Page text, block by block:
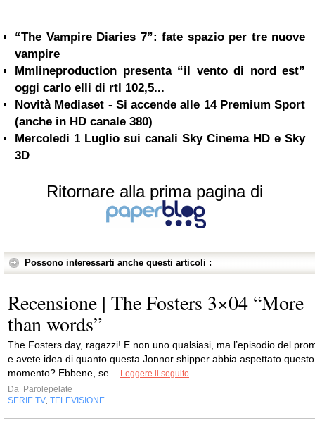
“The Vampire Diaries 7”: fate spazio per tre nuove
vampire
Mmlineproduction presenta “il vento di nord est”
oggi carlo elli di rtl 102,5...
Novità Mediaset - Si accende alle 14 Premium Sport
(anche in HD canale 380)
Mercoledi 1 Luglio sui canali Sky Cinema HD e Sky
3D
Ritornare alla prima pagina di
Possono interessarti anche questi articoli :
Recensione | The Fosters 3×04 “More
than words”
The Fosters day, ragazzi! E non uno qualsiasi, ma l’episodio del
e avete idea di quanto questa Jonnor shipper abbia aspettato questo
momento? Ebbene, se...
Leggere il seguito
Da Parolepelate
SERIE TV TELEVISIONE